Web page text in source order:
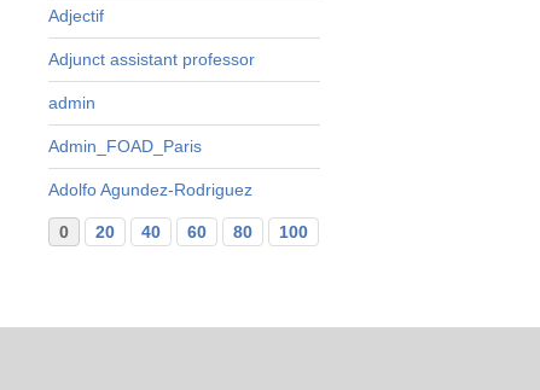
Adjectif
Adjunct assistant professor
admin
Admin_FOAD_Paris
Adolfo Agundez-Rodriguez
0 20 40 60 80 100